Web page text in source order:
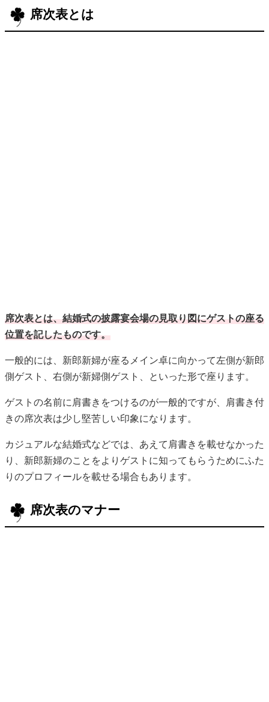
席次表とは
カジュアルな結婚式などでは、あえて肩書きを載せなかった
りのプロフィールを載せる場合もあります。
席次表のマナー